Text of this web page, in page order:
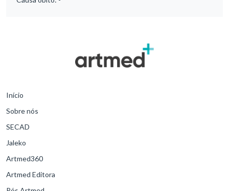
Início
Sobre nós
SECAD
Jaleko
Artmed360
Artmed Editora